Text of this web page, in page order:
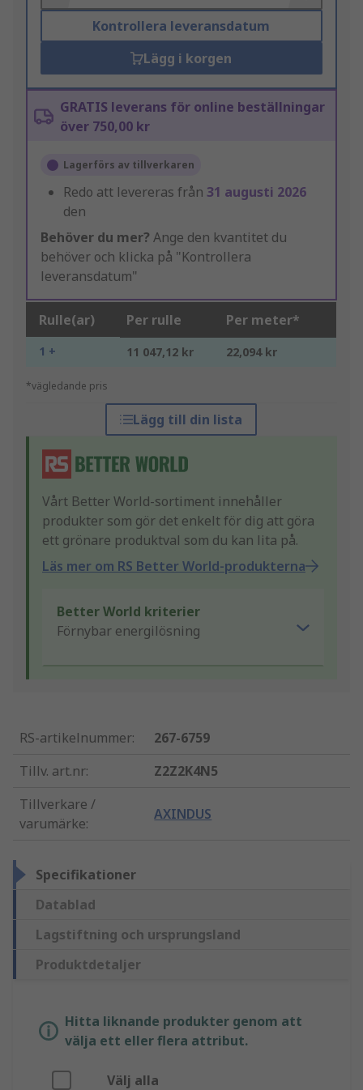
Kontrollera leveransdatum
Lägg i korgen
GRATIS leverans för online beställningar
över 750,00 kr
Lagerförs av tillverkaren
Redo att levereras från 31 augusti 2026
den
Behöver du mer? Ange den kvantitet du
behöver och klicka på "Kontrollera
leveransdatum"
Rulle(ar) Per rulle Per meter*
1 + 11 047,12 kr 22,094 kr
*vägledande pris
Lägg till din lista
Vårt Better World-sortiment innehåller
produkter som gör det enkelt för dig att göra
ett grönare produktval som du kan lita på.
Läs mer om RS Better World-produkterna
Better World kriterier
Förnybar energilösning
RS-artikelnummer:
267-6759
Tillv. art.nr:
Z2Z2K4N5
Tillverkare /
varumärke:
AXINDUS
Specifikationer
Datablad
Lagstiftning och ursprungsland
Produktdetaljer
Hitta liknande produkter genom att
välja ett eller flera attribut.
Välj alla